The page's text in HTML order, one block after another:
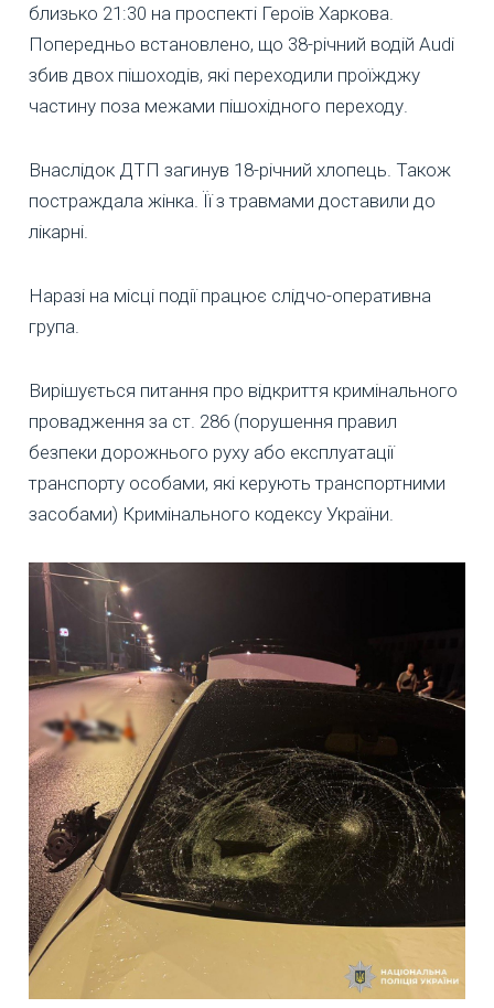
близько 21:30 на проспекті Героїв Харкова.
Попередньо встановлено, що 38-річний водій Audi
збив двох пішоходів, які переходили проїжджу
частину поза межами пішохідного переходу.
Внаслідок ДТП загинув 18-річний хлопець. Також
постраждала жінка. Її з травмами доставили до
лікарні.
Наразі на місці події працює слідчо-оперативна
група.
Вирішується питання про відкриття кримінального
провадження за ст. 286 (порушення правил
безпеки дорожнього руху або експлуатації
транспорту особами, які керують транспортними
засобами) Кримінального кодексу України.